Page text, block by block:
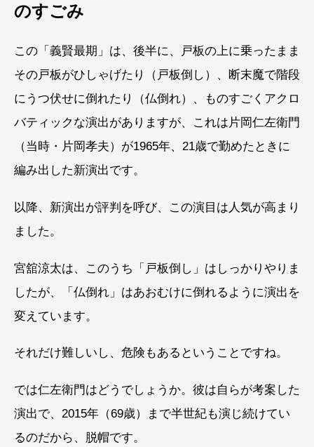
のすごみ
この「義賢最期」は、後半に、戸板の上に乗ったまま
その戸板がひしゃげたり（戸板倒し）、断末魔で階段
にうつ伏せに倒れたり（仏倒れ）、ものすごくアクロ
バティックな演出がありますが、これは片岡仁左衛門
（当時・片岡孝夫）が1965年、21歳で勤めたときに
編み出した新演出です。
以降、新演出が評判を呼び、この演目は人気が高まり
ました。
宮舘涼太は、このうち「戸板倒し」はしっかりやりま
したが、「仏倒れ」はあおむけに倒れるように演出を
変えています。
それだけ難しいし、危険もあるということですね。
では仁左衛門はどうでしょうか。彼は自らが考案した
演出で、2015年（69歳）まで半世紀も演じ続けてい
るのだから、脱帽です。